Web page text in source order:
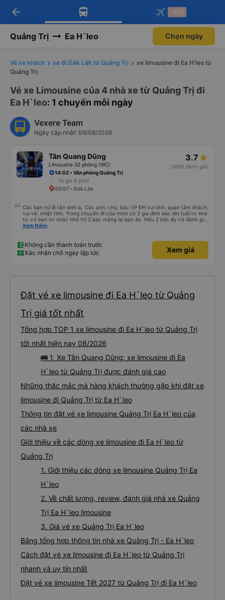
Tải app Vexere ngay!
Nhận ưu đãi thành viên độc
Mở app
Tải app Vexere
-30k/ghế khi đặt vé máy bay qua
Mở app
arrow_back -30k
Quảng Trị Ea H`leo Chọn ngày
Vé xe khách xe đi Đắk Lắk từ Quảng Trị
xe limousine đi Ea H'leo từ
Quảng Trị
Vé xe Limousine của 4 nhà xe từ Quảng Trị đi
Ea H`leo: 1 chuyến mỗi ngày
Vexere Team
Ngày cập nhật: 09/08/2026
Tân Quang Dũng
Limousine 32 phòng (WC)
3.7
(3005 đánh giá)
14:02 • Văn phòng Quảng Trị
15 giờ 5 phút
05:07 • Đắk Lắk
Các bạn nữ lễ tân xinh iu. Các anh, chú, bác VP ĐH vui tính, quan tâm khách,
vui vẻ, nhiệt tình. Trong chuyến đi của mình có 2 gia đình bác lớn tuổi nc khá
to, có bạn nv nhắc nhở thì 2 bác mắng lại bạn ấy. Nếu 2 bác ấy có đánh giá
xấu thì mình ngược lại nha. Bạn ấy nhắc nhở rất đúng. 2 bác nói rất to. To
bạn ấy nha. Nếu bạn ấy bị trừ thì bảo bạn ấy liên hệ sđt của mình, mình hỗ
trợ ạ. Số mình đuôi 666, chuyến ĐH-NT ngày 16/1. À các bạn nữ lễ tân xinh
iu còn đổi cho mình phòng đơn sang đôi xong còn note là (một mình) yêu
Xem thêm
Không cần thanh toán trước
Xác nhận chỗ ngay lập tức
Xem giá
Đặt vé xe limousine đi Ea H`leo từ Quảng
Trị giá tốt nhất
Tổng hợp TOP 1 xe limousine đi Ea H`leo từ Quảng Trị
tốt nhất hiện nay 08/2026
🚌 1. Xe Tân Quang Dũng: xe limousine đi Ea
H`leo từ Quảng Trị được đánh giá cao
Những thắc mắc mà hàng khách thường gặp khi đặt xe
limousine đi Quảng Trị từ Ea H`leo
Thông tin đặt vé xe limousine Quảng Trị Ea H`leo của
các nhà xe
Giới thiệu về các dòng xe limousine đi Ea H`leo từ
Quảng Trị
1. Giới thiệu các dòng xe limousine Quảng Trị Ea
H`leo
2. Về chất lượng, review, đánh giá nhà xe Quảng
Trị Ea H`leo limousine
3. Giá vé xe Quảng Trị Ea H`leo
Bảng tổng hợp thông tin nhà xe Quảng Trị - Ea H`leo
Cách đặt vé xe limousine đi Ea H`leo từ Quảng Trị
nhanh và uy tín nhất
Đặt vé xe limousine Tết 2027 từ Quảng Trị đi Ea H`leo